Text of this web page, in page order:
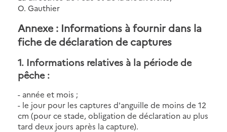
O. Gauthier
Annexe : Informations à fournir dans la
fiche de déclaration de captures
1. Informations relatives à la période de
pêche :
- année et mois ;
- le jour pour les captures d'anguille de moins de 12
cm (pour ce stade, obligation de déclaration au plus
tard deux jours après la capture).